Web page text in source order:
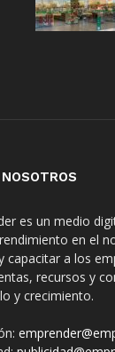
es un medio
en el
capacitar a los
recursos y
y crecimiento.